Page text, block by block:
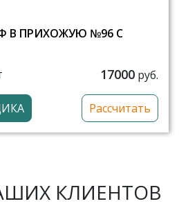
В ПРИХОЖУЮ №96 С
17000 руб.
Рассчитать
КЛИЕНТОВ